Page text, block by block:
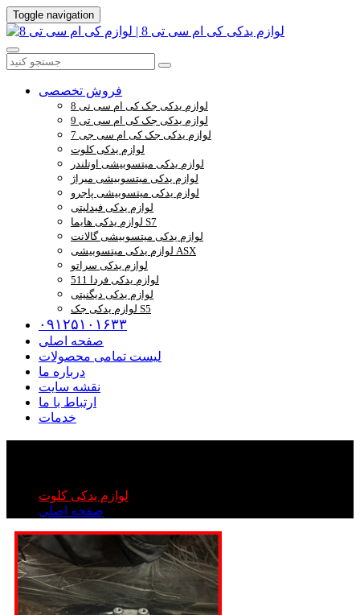
Toggle navigation
فروش تخصصی
لوازم یدکی جک کی ام سی تی 8
لوازم یدکی جک کی ام سی تی 9
لوازم یدکی جک کی ام سی جی 7
لوازم یدکی کلوت
لوازم یدکی میتسوبیشی اوتلندر
لوازم یدکی میتسوبیشی میراژ
لوازم یدکی میتسوبیشی پاجرو
لوازم یدکی فیدلیتی
لوازم یدکی هایما S7
لوازم یدکی میتسوبیشی گالانت
لوازم یدکی میتسوبیشی ASX
لوازم یدکی سراتو
لوازم یدکی فردا 511
لوازم یدکی دیگنیتی
لوازم یدکی جک S5
۰۹۱۲۵۱۰۱۶۳۳
صفحه اصلی
لیست تمامی محصولات
درباره ما
نقشه سایت
ارتباط با ما
خدمات
لوازم یدکی کلوت
صفحه اصلی